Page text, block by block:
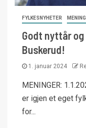
FYLKESNYHETER
Godt nyttår
Buskerud!
1. januar 2024
MENINGER:
er igjen et eget
for...